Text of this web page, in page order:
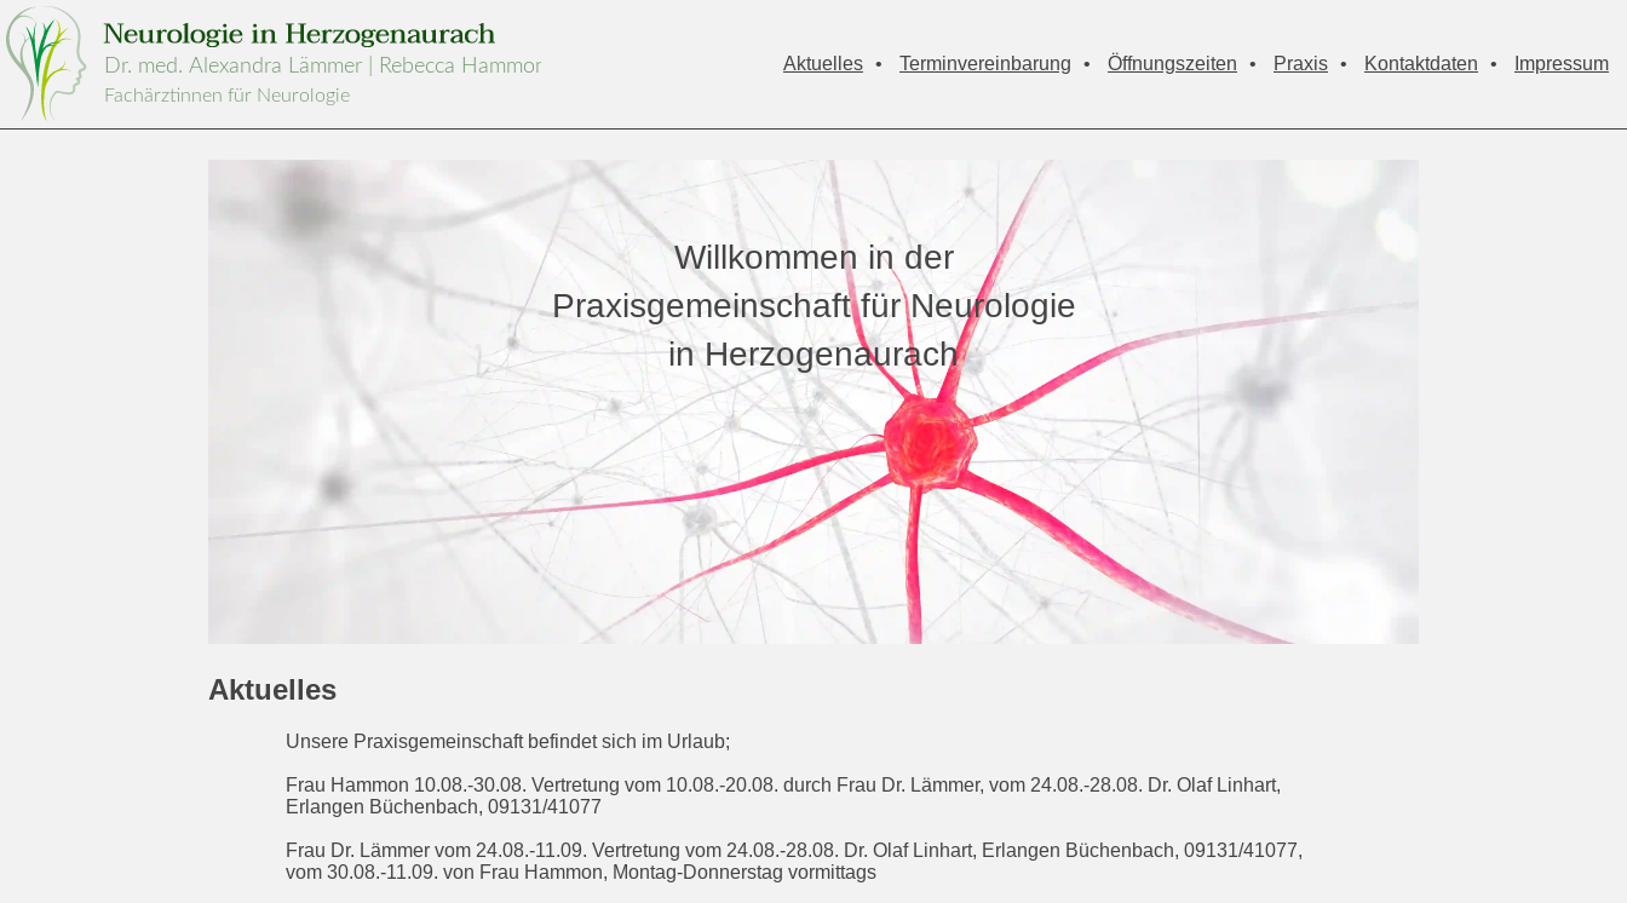
Aktuelles • Terminvereinbarung • Öffnungszeiten • Praxis • Kontaktdaten • Impressum
Willkommen in der
Praxisgemeinschaft für Neurologie
in Herzogenaurach
Aktuelles
Unsere Praxisgemeinschaft befindet sich im Urlaub;
Frau Hammon 10.08.-30.08. Vertretung vom 10.08.-20.08. durch Frau Dr. Lämmer, vom 24.08.-28.08. Dr. Olaf Linhart,
Erlangen Büchenbach, 09131/41077
Frau Dr. Lämmer vom 24.08.-11.09. Vertretung vom 24.08.-28.08. Dr. Olaf Linhart, Erlangen Büchenbach, 09131/41077,
vom 30.08.-11.09. von Frau Hammon, Montag-Donnerstag vormittags